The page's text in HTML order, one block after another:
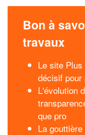
Bon à
travaux
Le site
décisif
L'évolution
que pro
La